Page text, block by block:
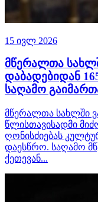
15 ივლ 2026
მწერალთა
დაბადებიდან
საღამო
მწერალთა სახლში
წლისთავისადმი
ღონისძიებას
დაესწრო. საღამო
ქეთევან...